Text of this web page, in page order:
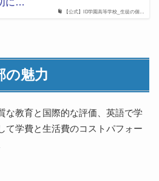
【公式】ID学園高等学校_生徒の個…
の魅力
な教育と国際的な評価、英語で学
て学費と生活費のコストパフォー